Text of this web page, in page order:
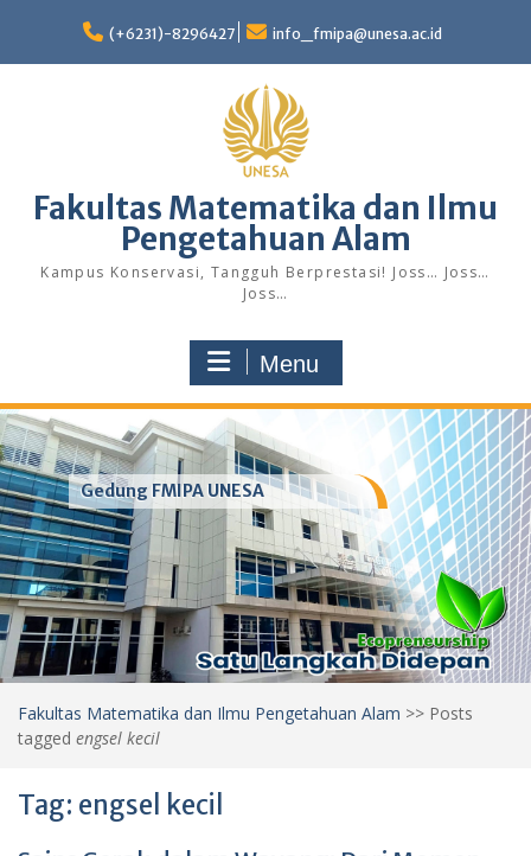
content
(+6231)-8296427 info_fmipa@unesa.ac.id
Fakultas Matematika dan Ilmu
Pengetahuan Alam
Kampus Konservasi, Tangguh Berprestasi! Joss… Joss…
Joss…
Menu
Gedung FMIPA UNESA
Fakultas Matematika dan Ilmu Pengetahuan Alam >> Posts
tagged engsel kecil
Tag: engsel kecil